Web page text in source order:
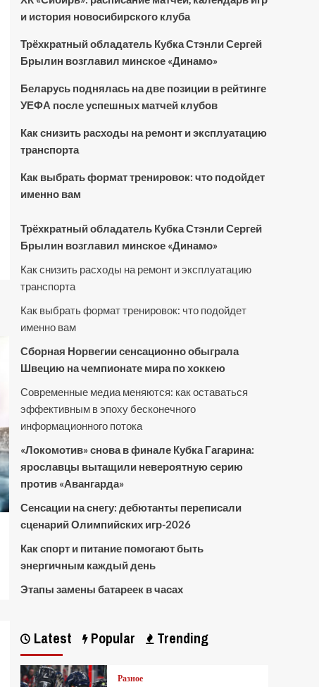
и история новосибирского клуба
Трёхкратный обладатель Кубка Стэнли Сергей
Брылин возглавил минское «Динамо»
Беларусь поднялась на две позиции в рейтинге
УЕФА после успешных матчей клубов
Как снизить расходы на ремонт и эксплуатацию
транспорта
Как выбрать формат тренировок: что подойдет
именно вам
Трёхкратный обладатель Кубка Стэнли Сергей
Брылин возглавил минское «Динамо»
Как снизить расходы на ремонт и эксплуатацию
транспорта
Как выбрать формат тренировок: что подойдет
именно вам
Сборная Норвегии сенсационно обыграла
Швецию на чемпионате мира по хоккею
Современные медиа меняются: как оставаться
эффективным в эпоху бесконечного
информационного потока
«Локомотив» снова в финале Кубка Гагарина:
ярославцы вытащили невероятную серию
против «Авангарда»
Сенсации на снегу: дебютанты переписали
сценарий Олимпийских игр-2026
Как спорт и питание помогают быть
энергичным каждый день
Этапы замены батареек в часах
Latest Popular Trending
Разное